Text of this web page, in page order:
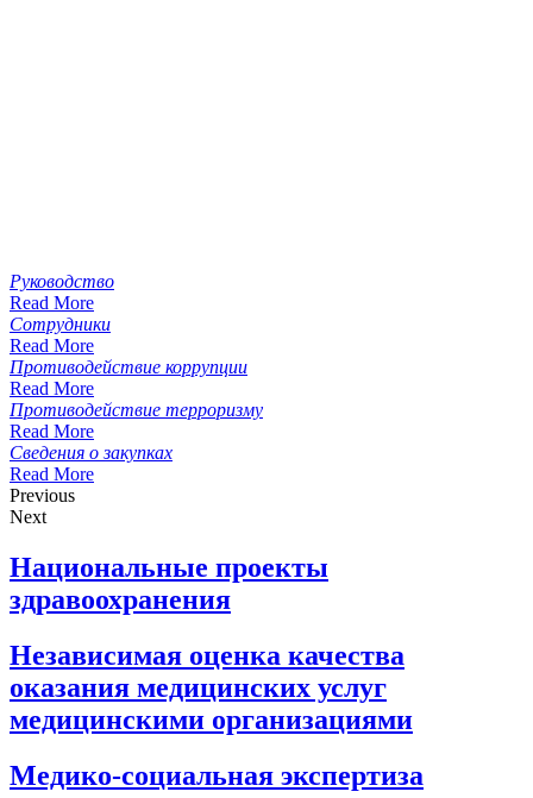
Руководство
Read More
Сотрудники
Read More
Противодействие коррупции
Read More
Противодействие терроризму
Read More
Сведения о закупках
Read More
Previous
Next
Национальные проекты
здравоохранения
Независимая оценка качества
оказания медицинских услуг
медицинскими организациями
Медико-социальная экспертиза